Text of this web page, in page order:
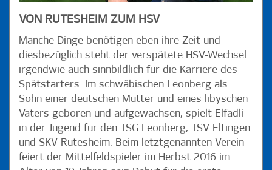
VON RUTESHEIM ZUM HSV
Manche Dinge benötigen eben ihre Zeit und
diesbezüglich steht der verspätete HSV-Wechsel
irgendwie auch sinnbildlich für die Karriere des
Spätstarters. Im schwäbischen Leonberg als
Sohn einer deutschen Mutter und eines libyschen
Vaters geboren und aufgewachsen, spielt Elfadli
in der Jugend für den TSG Leonberg, TSV Eltingen
und SKV Rutesheim. Beim letztgenannten Verein
feiert der Mittelfeldspieler im Herbst 2016 im